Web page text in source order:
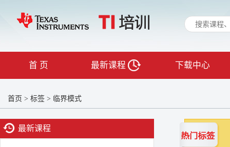
首 页 最新课程 下载中心
首页 > 标签 > 临界模式
最新课程